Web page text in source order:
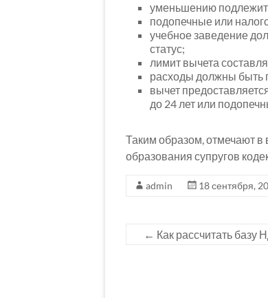
уменьшению подлежит
подопечные или
учебное заведение
статус;
лимит вычета
расходы должны быть
вычет
до 24 лет или
Таким образом, отмечают
образования супругов
admin 18 сентября,
← Как рассчитать базу